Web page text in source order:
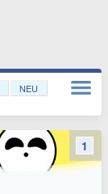
NEU
1